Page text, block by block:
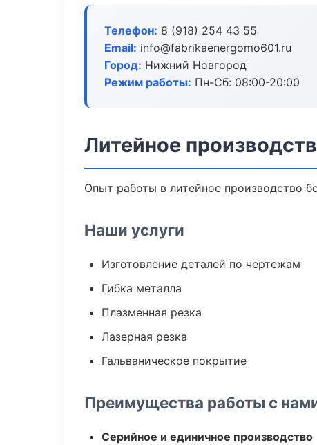
Телефон: 8 (918) 254 43 55
Email: info@fabrikaenergomo601.ru
Город: Нижний Новгород
Режим работы: Пн-Сб: 08:00-20:00
Литейное
Опыт работы в литейное производство
Наши услуги
Изготовление деталей по чертежам
Гибка металла
Плазменная резка
Лазерная резка
Гальваническое покрытие
Преимущества работы с
Серийное и единичное производство